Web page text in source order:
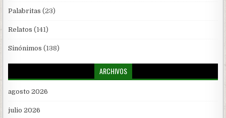
Palabritas (23)
Relatos (141)
Sinónimos (138)
ARCHIVOS
agosto 2026
julio 2026